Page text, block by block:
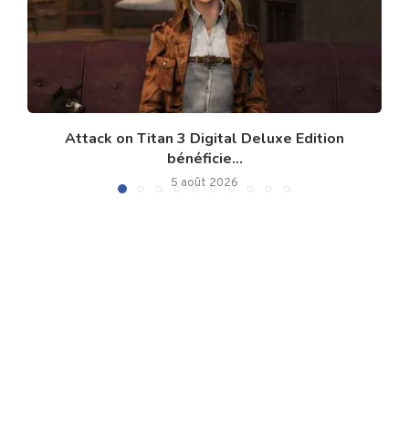
Attack on Titan 3 Digital Deluxe Edition
bénéficie...
5 août 2026